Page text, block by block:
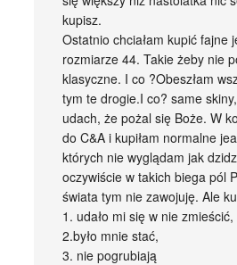
kupisz.
Ostatnio chciałam kupić fajne
rozmiarze 44. Takie żeby nie
klasyczne. I co ?Obeszłam
tym te drogie.I co? same
udach, że pożal się Boże. W
do C&A i kupiłam normalne
których nie wyglądam jak
oczywiście w takich biega pól
świata tym nie zawojuję. Ale
1. udało mi się w nie zmieścić,
2.było mnie stać,
3. nie pogrubiają